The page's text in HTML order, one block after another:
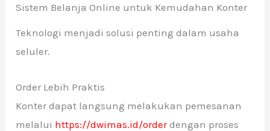
Sistem Belanja Online untuk Kemudahan Konter
Teknologi menjadi solusi penting dalam usaha
seluler.
Order Lebih Praktis
Konter dapat langsung melakukan pemesanan
melalui https://dwimas.id/orderdengan proses